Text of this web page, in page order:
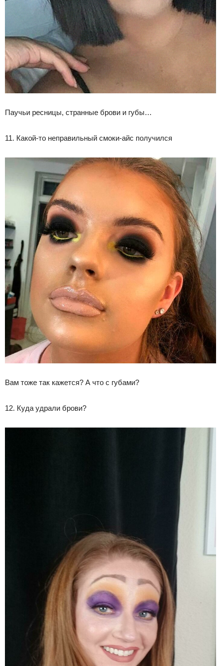
Паучьи ресницы, странные брови и губы…
11. Какой-то неправильный смоки-айс получился
Вам тоже так кажется? А что с губами?
12. Куда удрали брови?